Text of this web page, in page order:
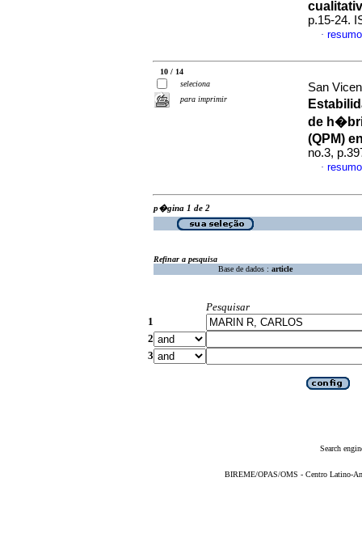
p.15-24.
·
10 / 14
seleciona
para imprimir
San
de
(QPM)
no.3,
·
p�gina 1 de 2
Refinar a pesquisa
Base de dados : article
Pesquisar
1
2
3
Search
BIREME/OPAS/OMS - Centro Latino-